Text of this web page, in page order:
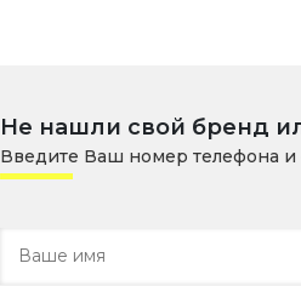
Не нашли свой бренд
Введите Ваш номер телефона